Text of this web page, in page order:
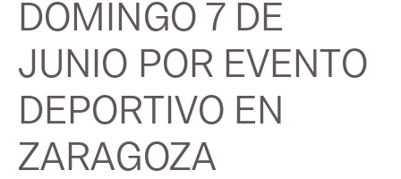
DOMINGO 7 DE
JUNIO POR EVENTO
DEPORTIVO EN
ZARAGOZA